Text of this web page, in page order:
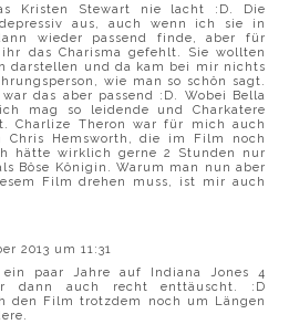
Kristen Stewart nie lacht :D. Die
aus, auch wenn ich sie in
wieder passend finde, aber für
das Charisma gefehlt. Sie wollten
darstellen und da kam bei mir nichts
wie man so schön sagt.
das aber passend :D. Wobei Bella
mag so leidende und Charkatere
Charlize Theron war für mich auch
Chris Hemsworth, die im Film noch
hätte wirklich gerne 2 Stunden nur
Böse Königin. Warum man nun aber
Film drehen muss, ist mir auch
2013 um 11:31
paar Jahre auf Indiana Jones 4
dann auch recht enttäuscht. :D
den Film trotzdem noch um Längen